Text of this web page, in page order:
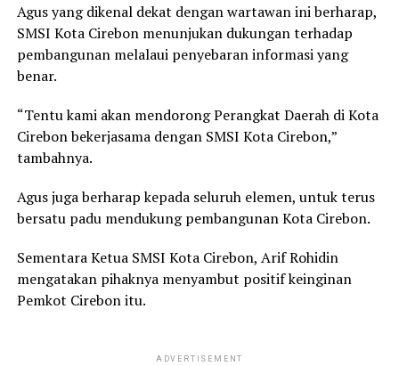
Agus yang dikenal dekat dengan wartawan ini berharap,
SMSI Kota Cirebon menunjukan dukungan terhadap
pembangunan melalaui penyebaran informasi yang
benar.
“Tentu kami akan mendorong Perangkat Daerah di Kota
Cirebon bekerjasama dengan SMSI Kota Cirebon,”
tambahnya.
Agus juga berharap kepada seluruh elemen, untuk terus
bersatu padu mendukung pembangunan Kota Cirebon.
Sementara Ketua SMSI Kota Cirebon, Arif Rohidin
mengatakan pihaknya menyambut positif keinginan
Pemkot Cirebon itu.
ADVERTISEMENT